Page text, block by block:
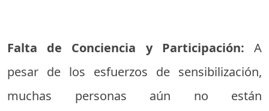
Falta de Conciencia y Participación: A
pesar de los esfuerzos de sensibilización,
muchas personas aún no están